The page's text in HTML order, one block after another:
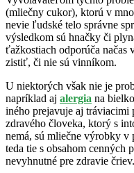
(mliečny cukor), ktorú v
nevie ľudské telo správne
výsledkom sú hnačky či
ťažkostiach odporúča
zistiť, či nie sú vinníkom.
U niektorých však nie je
napríklad aj alergia na
iného prejavuje aj tráviacimi
zdravého človeka, ktorý s
nemá, sú mliečne výrobky v
teda tie s obsahom cenných
nevyhnutné pre zdravie čriev.